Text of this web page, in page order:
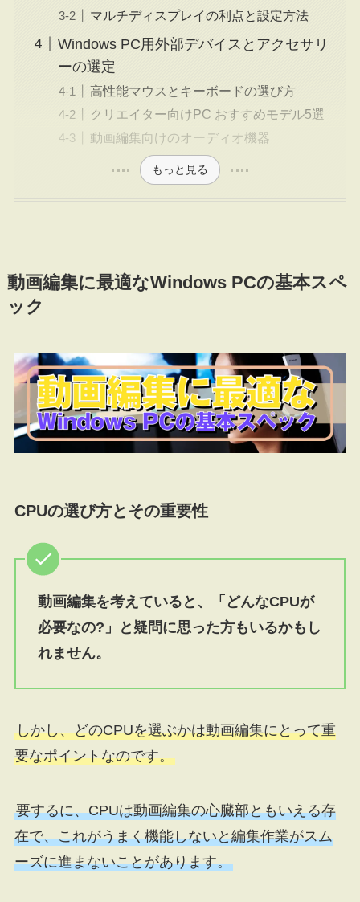
マルチディスプレイの利点と設定方法
Windows PC用外部デバイスとアクセサリ
ーの選定
高性能マウスとキーボードの選び方
クリエイター向けPC おすすめモデル5選
動画編集向けのオーディオ機器
もっと見る
動画編集に最適なWindows PCの基本スペ
ック
CPUの選び方とその重要性
動画編集を考えていると、「どんなCPUが
必要なの?」と疑問に思った方もいるかもし
れません。
しかし、どのCPUを選ぶかは動画編集にとって重
要なポイントなのです。
要するに、CPUは動画編集の心臓部ともいえる存
在で、これがうまく機能しないと編集作業がスム
ーズに進まないことがあります。